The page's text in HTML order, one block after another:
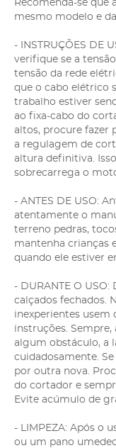
Recomenda-se que
mesmo modelo e
- INSTRUÇÕES DE
verifique se a
tensão da rede
que o cabo elétrico
trabalho estiver
ao fixa-cabo do
altos, procure fazer
a regulagem de
altura definitiva.
sobrecarrega o
- ANTES DE USO:
atentamente o
terreno pedras,
mantenha crianças
quando ele estiver
- DURANTE O
calçados fechados.
inexperientes usem
instruções.
algum obstáculo, a
cuidadosamente.
por outra nova.
do cortador e
Evite acúmulo de
- LIMPEZA: Após o
ou um pano